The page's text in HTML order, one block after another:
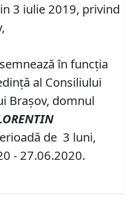
3 iulie 2019, privind
în funcţia
al Consiliului
Braşov, domnul
de 3 luni,
- 27.06.2020.